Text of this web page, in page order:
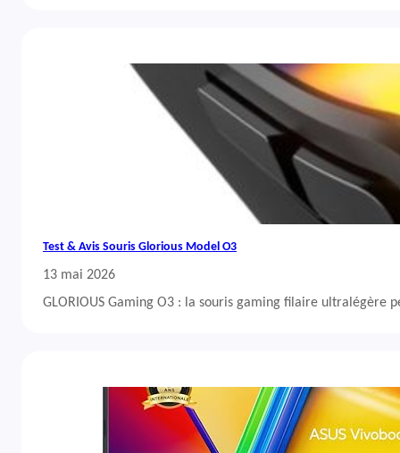
Test & Avis Souris Glorious Model O3
13 mai 2026
GLORIOUS Gaming O3 : la souris gaming filaire ultralégère